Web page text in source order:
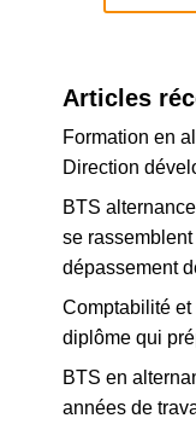
Articles
Formation en
Direction
BTS
se
dépassement
Comptabilité
diplôme qui
BTS en
années de